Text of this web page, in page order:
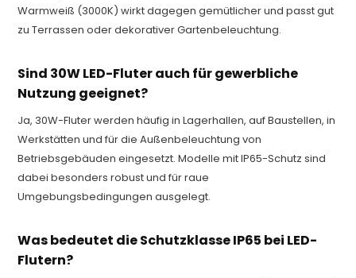
Warmweiß (3000K) wirkt dagegen gemütlicher und passt gut
zu Terrassen oder dekorativer Gartenbeleuchtung.
Sind 30W LED-Fluter auch für gewerbliche
Nutzung geeignet?
Ja, 30W-Fluter werden häufig in Lagerhallen, auf Baustellen, in
Werkstätten und für die Außenbeleuchtung von
Betriebsgebäuden eingesetzt. Modelle mit IP65-Schutz sind
dabei besonders robust und für raue
Umgebungsbedingungen ausgelegt.
Was bedeutet die Schutzklasse IP65 bei LED-
Flutern?